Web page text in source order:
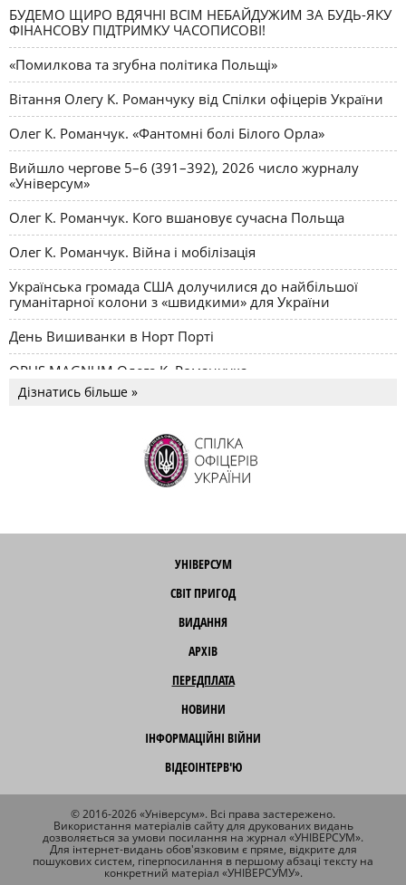
БУДЕМО ЩИРО ВДЯЧНІ ВСІМ НЕБАЙДУЖИМ ЗА БУДЬ-ЯКУ
ФІНАНСОВУ ПІДТРИМКУ ЧАСОПИСОВІ!
«Помилкова та згубна політика Польщі»
Вітання Олегу К. Романчуку від Спілки офіцерів України
Олег К. Романчук. «Фантомні болі Білого Орла»
Вийшло чергове 5–6 (391–392), 2026 число журналу
«Універсум»
Олег К. Романчук. Кого вшановує сучасна Польща
Олег К. Романчук. Війна і мобілізація
Українська громада США долучилися до найбільшої
гуманітарної колони з «швидкими» для України
День Вишиванки в Норт Порті
OPUS MAGNUM Олега К. Романчука
Дізнатись більше »
УНІВЕРСУМ
СВІТ ПРИГОД
ВИДАННЯ
АРХІВ
ПЕРЕДПЛАТА
НОВИНИ
ІНФОРМАЦІЙНІ ВІЙНИ
ВІДЕОІНТЕРВ'Ю
© 2016-2026 «Універсум». Всі права застережено.
Використання матеріалів сайту для друкованих видань
дозволяється за умови посилання на журнал «УНІВЕРСУМ».
Для інтернет-видань обов'язковим є пряме, відкрите для
пошукових систем, гіперпосилання в першому абзаці тексту на
конкретний матеріал «УНІВЕРСУМУ».